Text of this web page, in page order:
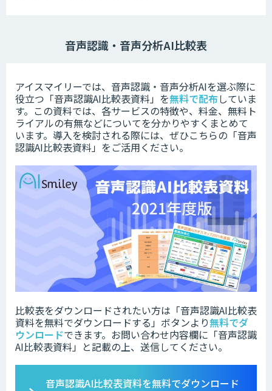
音声認識・音声分析AI比較表
アイスマイリーでは、音声認識・音声分析AIを選ぶ際に
役立つ「音声認識AI比較表資料」を無料で配布していま
す。この資料では、各サービスの特徴や、料金、無料ト
ライアルの有無などについてを分かりやすくまとめて
います。 導入を検討される際には、ぜひこちらの「音声
認識AI比較表資料」をご活用ください。
比較表をダウンロードされたい方は「音声認識AI比較表
資料を無料でダウンロードする」ボタンより無料でダ
ウンロードできます。お問い合わせ内容欄に「音声認識
AI比較表資料」と記載の上、送信してください。
音声認識AI比較表資料を無料でダウンロード